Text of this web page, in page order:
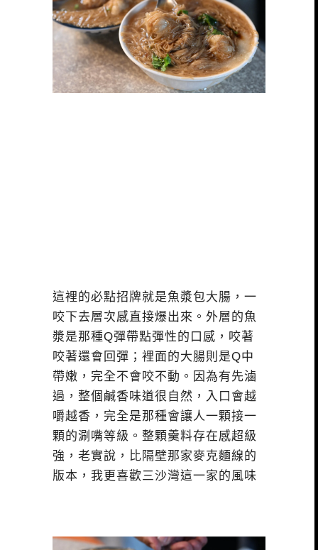
這裡的必點招牌就是魚漿包大腸，一
咬下去層次感直接爆出來。外層的魚
漿是那種Q彈帶點彈性的口感，咬著
咬著還會回彈；裡面的大腸則是Q中
帶嫩，完全不會咬不動。因為有先滷
過，整個鹹香味道很自然，入口會越
嚼越香，完全是那種會讓人一顆接一
顆的涮嘴等級。整顆羹料存在感超級
強，老實說，比隔壁那家麥克麵線的
版本，我更喜歡三沙灣這一家的風味